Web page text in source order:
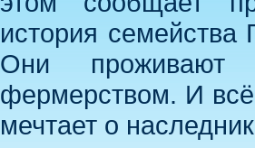
история
Они проживают
фермерством. И
мечтает о